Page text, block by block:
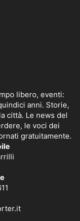
libero, eventi:
anni. Storie,
città. Le news del
le voci dei
gratuitamente.